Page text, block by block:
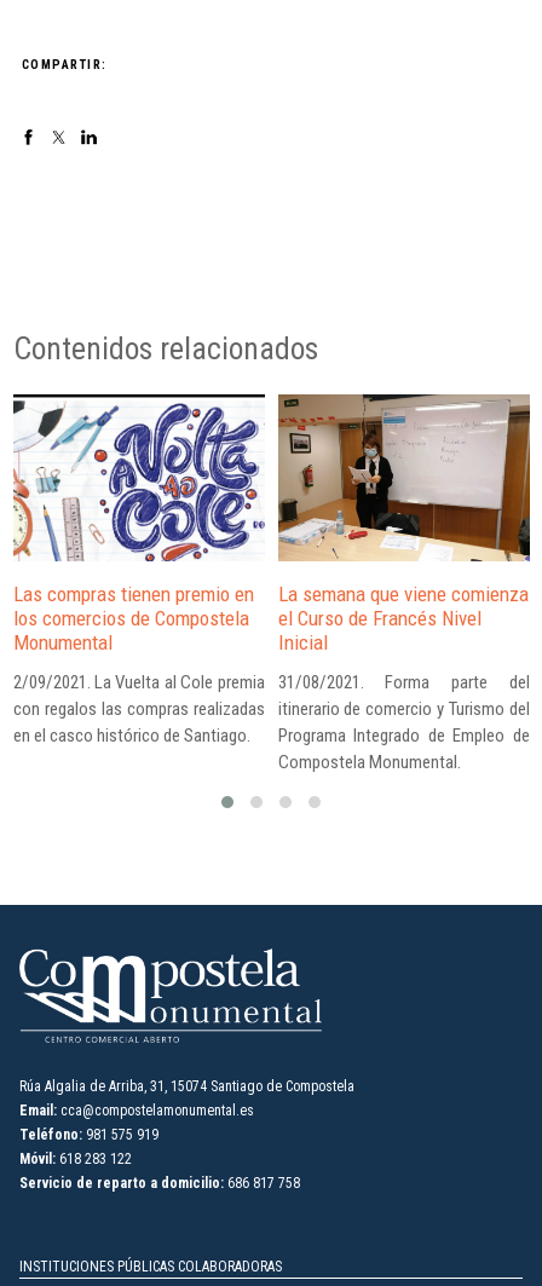
COMPARTIR:
Contenidos relacionados
Las compras tienen premio en
los comercios de Compostela
Monumental
2/09/2021. La Vuelta al Cole premia
con regalos las compras realizadas
en el casco histórico de Santiago.
La semana que viene comienza
el Curso de Francés Nivel
Inicial
31/08/2021. Forma parte del
itinerario de comercio y Turismo del
Programa Integrado de Empleo de
Compostela Monumental.
Rúa Algalia de Arriba, 31, 15074 Santiago de Compostela
Email: cca@compostelamonumental.es
Teléfono: 981 575 919
Móvil: 618 283 122
Servicio de reparto a domicilio:686 817 758
INSTITUCIONES PÚBLICAS COLABORADORAS